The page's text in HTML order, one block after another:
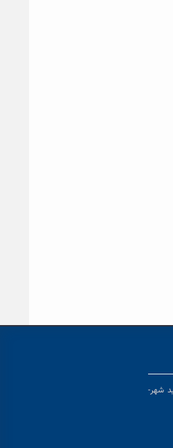
شهر-